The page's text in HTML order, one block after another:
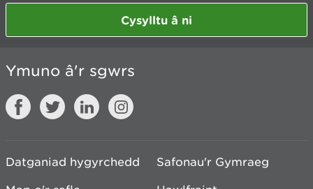
Cysylltu â ni
Ymuno â'r sgwrs
Datganiad hygyrchedd
Safonau'r Gymraeg